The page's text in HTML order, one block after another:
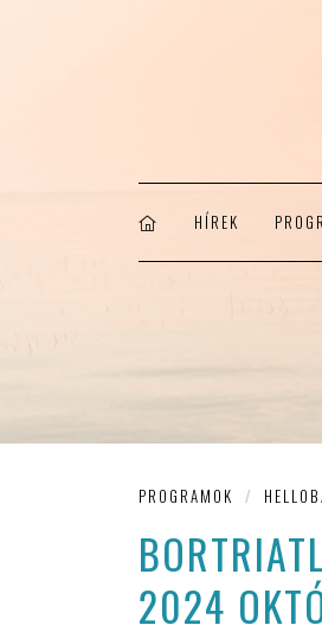
HÍREK
PROGRAMOK /
2024